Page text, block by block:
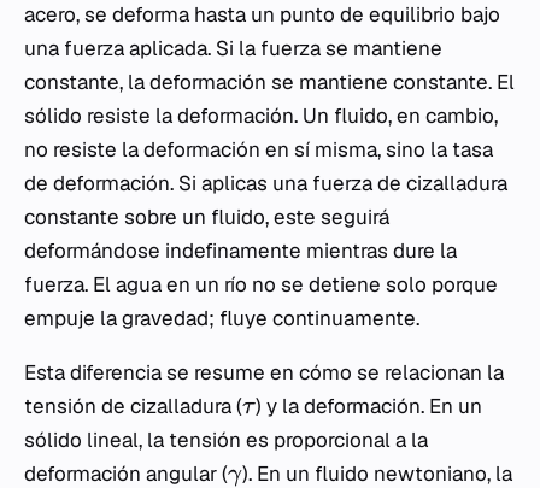
acero, se deforma hasta un punto de equilibrio bajo
una fuerza aplicada. Si la fuerza se mantiene
constante, la deformación se mantiene constante. El
sólido resiste la deformación. Un fluido, en cambio,
no resiste la deformación en sí misma, sino la tasa
de deformación. Si aplicas una fuerza de cizalladura
constante sobre un fluido, este seguirá
deformándose indefinamente mientras dure la
fuerza. El agua en un río no se detiene solo porque
empuje la gravedad; fluye continuamente.
Esta diferencia se resume en cómo se relacionan la
tensión de cizalladura (τ) y la deformación. En un
sólido lineal, la tensión es proporcional a la
deformación angular (γ). En un fluido newtoniano, la